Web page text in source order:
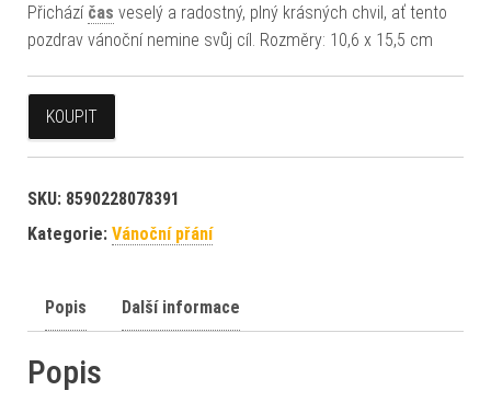
Přichází čas veselý a radostný, plný krásných chvil, ať tento
pozdrav vánoční nemine svůj cíl. Rozměry: 10,6 x 15,5 cm
KOUPIT
SKU: 8590228078391
Kategorie: Vánoční přání
Popis Další informace
Popis